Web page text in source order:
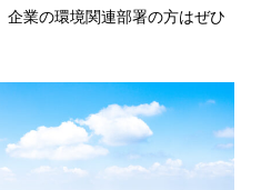
業の環境関連部署の方はぜひ